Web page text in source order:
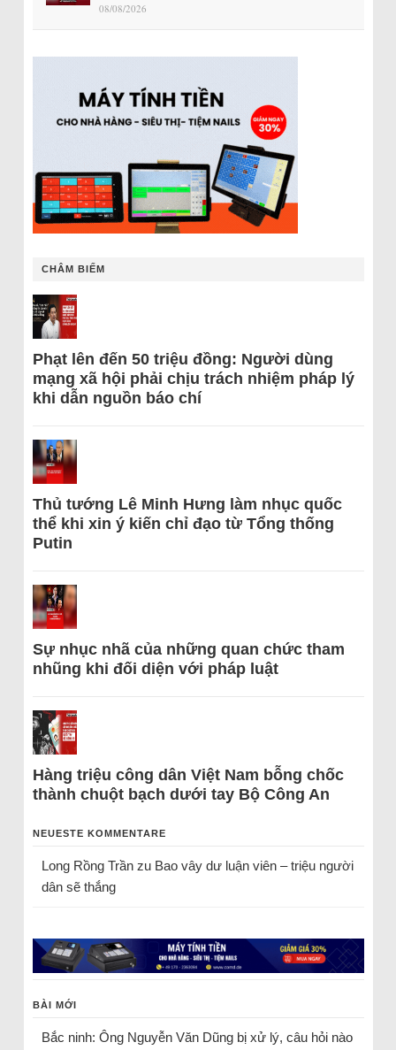
08/08/2026
CHÂM BIẾM
Phạt lên đến 50 triệu đồng: Người dùng
mạng xã hội phải chịu trách nhiệm pháp lý
khi dẫn nguồn báo chí
Thủ tướng Lê Minh Hưng làm nhục quốc
thể khi xin ý kiến chỉ đạo từ Tổng thống
Putin
Sự nhục nhã của những quan chức tham
nhũng khi đối diện với pháp luật
Hàng triệu công dân Việt Nam bỗng chốc
thành chuột bạch dưới tay Bộ Công An
NEUESTE KOMMENTARE
Long Rồng Trầnzu Bao vây dư luận viên – triệu người
dân sẽ thắng
BÀI MỚI
Bắc ninh: Ông Nguyễn Văn Dũng bị xử lý, câu hỏi nào